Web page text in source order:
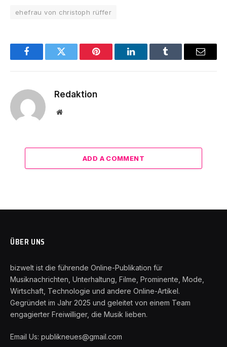
ehefrau von christoph rüffer
FacebookTwitter Pinterest LinkedInTumblr Email
Redaktion
Website
ADD A COMMENT
ÜBER UNS
bizwelt ist die führende Online-Publikation für
Musiknachrichten, Unterhaltung, Filme, Prominente, Mode,
Wirtschaft, Technologie und andere Online-Artikel.
Gegründet im Jahr 2025 und geleitet von einem Team
engagierter Freiwilliger, die Musik lieben.
Email Us: publikneues@gmail.com